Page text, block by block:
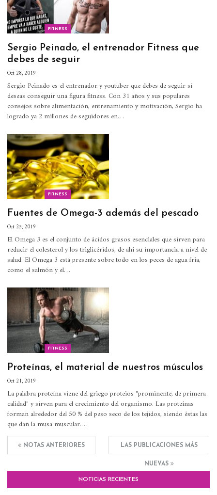
FITNESS
Sergio Peinado, el entrenador Fitness que
debes de seguir
Oct 28, 2019
Sergio Peinado es el entrenador y youtuber que debes de seguir si
deseas conseguir una figura fitness. Con 31 años y sus populares
consejos sobre alimentación, entrenamiento y motivación, Sergio ha
logrado ya 2 millones de seguidores en…
FITNESS
Fuentes de Omega-3 además del pescado
Oct 25, 2019
El Omega 3 es el conjunto de ácidos grasos esenciales que sirven para
reducir el colesterol y los triglicéridos, de ahí su importancia a nivel de
salud. El Omega 3 está presente sobre todo en los peces de agua fría,
como el salmón y el…
FITNESS
Proteínas, el material de nuestros músculos
Oct 21, 2019
La palabra proteína viene del griego proteios "prominente, de primera
calidad" y sirven para el crecimiento del organismo. Las proteínas
forman alrededor del 50 % del peso seco de los tejidos, siendo éstas las
que dan la musa muscular.…
NOTAS ANTERIORES LAS PUBLICACIONES MÁS
NUEVAS
NOTICIAS RECIENTES